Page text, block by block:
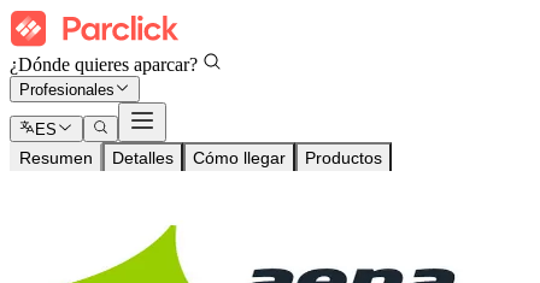
¿Dónde quieres aparcar?
Profesionales
ES
Resumen Detalles Cómo llegar Productos